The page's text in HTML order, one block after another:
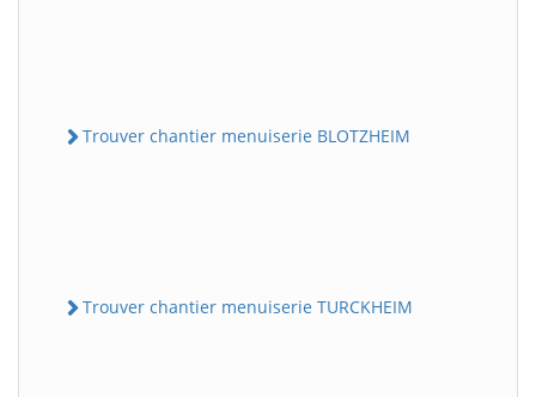
Trouver chantier menuiserie BLOTZHEIM
Trouver chantier menuiserie TURCKHEIM